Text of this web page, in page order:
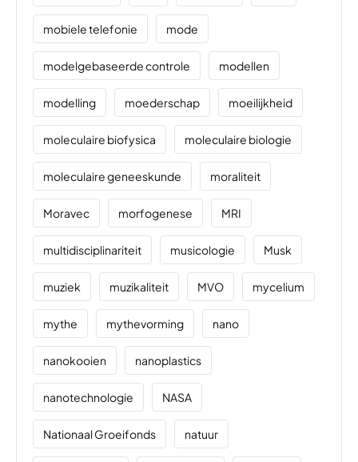
mobiele telefonie mode
modelgebaseerde controle modellen
modelling moederschap moeilijkheid
moleculaire biofysica moleculaire biologie
moleculaire geneeskunde moraliteit
Moravec morfogenese MRI
multidisciplinariteit musicologie Musk
muziek muzikaliteit MVO mycelium
mythe mythevorming nano
nanokooien nanoplastics
nanotechnologie NASA
Nationaal Groeifonds natuur